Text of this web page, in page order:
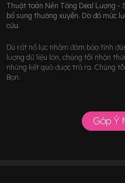
Thuật toán Nền Tảng Deal Lương -
bổ sung thường xuyên. Do đó mức
cứu.
Dù rất nổ lực nhằm đảm bảo tính
lượng dữ liệu lớn, chúng tôi nhận
những kết quả được trả ra. Chúng
Bạn.
Góp Ý